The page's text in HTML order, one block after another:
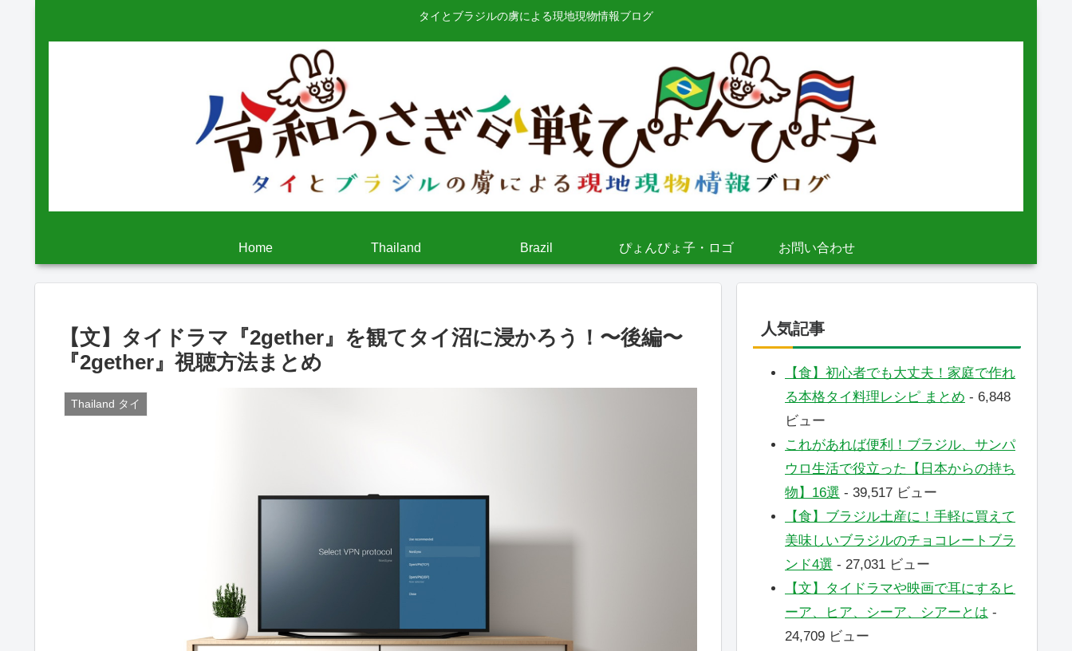
タイとブラジルの虜による現地現物情報ブログ
Home Thailand Brazil ぴょんぴょ子・ロゴ お問い合わせ
【文】タイドラマ『2gether』を観てタイ沼に浸かろう！〜後編〜
『2gether』視聴方法まとめ
Thailand タイ
人気記事
【食】初心者でも大丈夫！家庭で作れ
る本格タイ料理レシピ まとめ - 6,848
ビュー
これがあれば便利！ブラジル、サンパ
ウロ生活で役立った【日本からの持ち
物】16選 - 39,517 ビュー
【食】ブラジル土産に！手軽に買えて
美味しいブラジルのチョコレートブラ
ンド4選 - 27,031 ビュー
【文】タイドラマや映画で耳にするヒ
ーア、ヒア、シーア、シアーとは -
24,709 ビュー